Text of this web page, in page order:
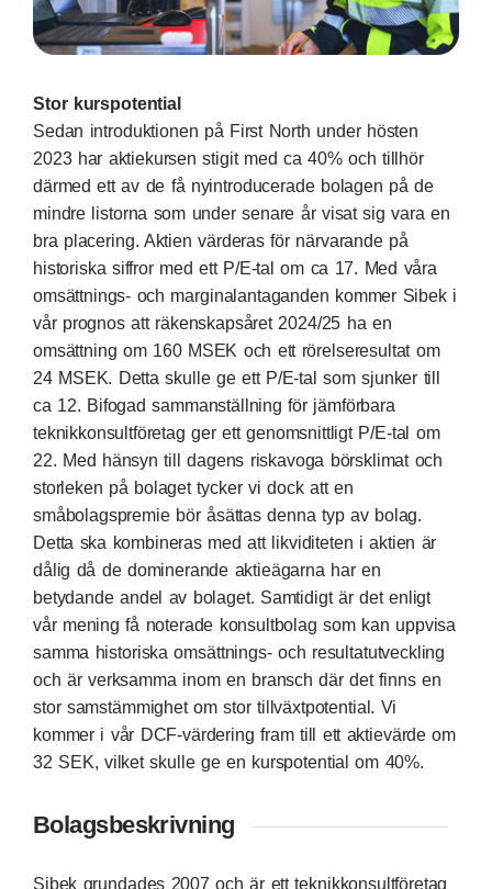
Stor kurspotential
Sedan introduktionen på First North under hösten
2023 har aktiekursen stigit med ca 40% och tillhör
därmed ett av de få nyintroducerade bolagen på de
mindre listorna som under senare år visat sig vara en
bra placering. Aktien värderas för närvarande på
historiska siffror med ett P/E-tal om ca 17. Med våra
omsättnings- och marginalantaganden kommer Sibek i
vår prognos att räkenskapsåret 2024/25 ha en
omsättning om 160 MSEK och ett rörelseresultat om
24 MSEK. Detta skulle ge ett P/E-tal som sjunker till
ca 12. Bifogad sammanställning för jämförbara
teknikkonsultföretag ger ett genomsnittligt P/E-tal om
22. Med hänsyn till dagens riskavoga börsklimat och
storleken på bolaget tycker vi dock att en
småbolagspremie bör åsättas denna typ av bolag.
Detta ska kombineras med att likviditeten i aktien är
dålig då de dominerande aktieägarna har en
betydande andel av bolaget. Samtidigt är det enligt
vår mening få noterade konsultbolag som kan uppvisa
samma historiska omsättnings- och resultatutveckling
och är verksamma inom en bransch där det finns en
stor samstämmighet om stor tillväxtpotential. Vi
kommer i vår DCF-värdering fram till ett aktievärde om
32 SEK, vilket skulle ge en kurspotential om 40%.
Bolagsbeskrivning
Sibek grundades 2007 och är ett teknikkonsultföretag